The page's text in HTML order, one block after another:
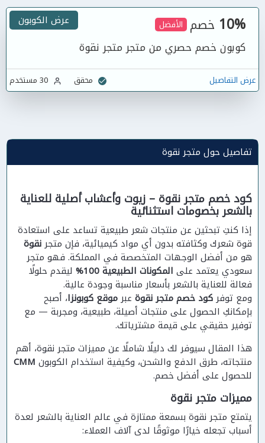
10% خصم الأفضل
كوبون خصم حصري من متجر متجر نقوة
عرض الكوبون
عرض التفاصيل محقق
تفاصيل حول متجر نقوة
كود خصم متجر نقوة – زيوت وأعشاب أصلية للعناية
بالشعر بخصومات استثنائية
إذا كنتِ تبحثين عن منتجات شعر طبيعية تساعد على استعادة
قوة شعرك وكثافته بدون أي مواد كيميائية، فإن متجرنقوة
هو من أفضل الوجهات المتخصصة في المملكة. فهو متجر
سعودي يعتمد على المكونات الطبيعية 100%
ليقدم حلولًا
فعالة للعناية بالشعر بأسعار مناسبة وجودة عالية.
ومع توفركود خصم متجر نقوة عبرموقع كوبونزا، أصبح
بإمكانكِ الحصول على منتجات أصيلة، طبيعية، ومجربة — مع
توفير حقيقي على قيمة مشترياتك.
هذا المقال سيوفر لك دليلًا شاملًا عن مميزات متجر نقوة، أهم
منتجاته، طرق الدفع والشحن، وكيفية استخدام الكوبون CMM
للحصول على أفضل خصم.
مميزات متجر نقوة
يتمتع متجر نقوة بسمعة ممتازة في عالم العناية بالشعر لعدة
أسباب تجعله خيارًا موثوقًا لدى آلاف العملاء: